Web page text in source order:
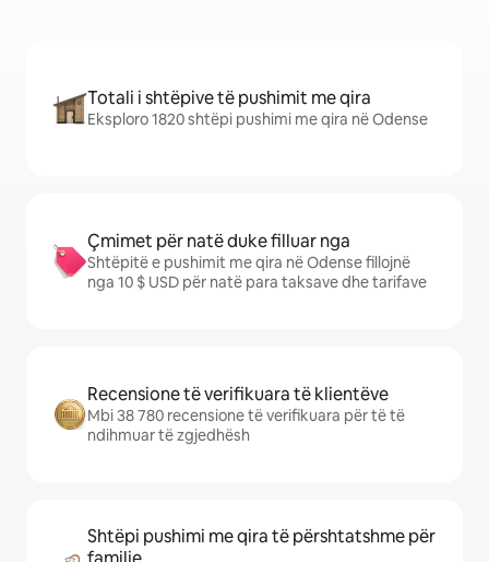
Totali i shtëpive të pushimit me qira
Eksploro 1820 shtëpi pushimi me qira në Odense
Çmimet për natë duke filluar nga
Shtëpitë e pushimit me qira në Odense fillojnë
nga 10 $ USD për natë para taksave dhe tarifave
Recensione të verifikuara të klientëve
Mbi 38 780 recensione të verifikuara për të të
ndihmuar të zgjedhësh
Shtëpi pushimi me qira të përshtatshme për